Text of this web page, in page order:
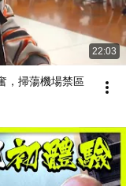
22:03
，掃蕩機場禁區